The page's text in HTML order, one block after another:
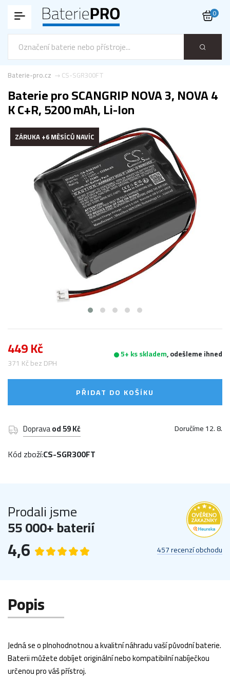
0
CS-SGR300FT
Baterie-pro.cz
Baterie pro SCANGRIP NOVA 3, NOVA 4
K C+R, 5200 mAh, Li-Ion
ZÁRUKA +6 MĚSÍCŮ NAVÍC
449 Kč
371 Kč bez DPH
5+ ks skladem, odešleme ihned
PŘIDAT DO KOŠÍKU
Dopravaod 59 Kč Doručíme 12. 8.
Kód zboží:CS-SGR300FT
Prodali jsme
55 000+ baterií
4,6 457 recenzí obchodu
Popis
Jedná se o plnohodnotnou a kvalitní náhradu vaší původní baterie.
Baterii můžete dobíjet originální nebo kompatibilní nabíječkou
určenou pro váš přístroj.